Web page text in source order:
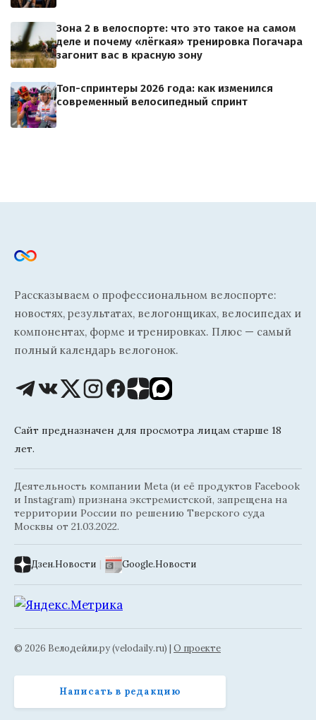
Зона 2 в велоспорте: что это такое на самом
деле и почему «лёгкая» тренировка Погачара
загонит вас в красную зону
Топ-спринтеры 2026 года: как изменился
современный велосипедный спринт
Рассказываем о профессиональном велоспорте:
новостях, результатах, велогонщиках, велосипедах и
компонентах, форме и тренировках. Плюс — самый
полный календарь велогонок.
Сайт предназначен для просмотра лицам старше 18
лет.
Деятельность компании Meta (и её продуктов Facebook
и Instagram) признана экстремистской, запрещена на
территории России по решению Тверского суда
Москвы от 21.03.2022.
Дзен.Новости | Google.Новости
© 2026 Велодейли.ру (velodaily.ru) | О проекте
Написать в редакцию